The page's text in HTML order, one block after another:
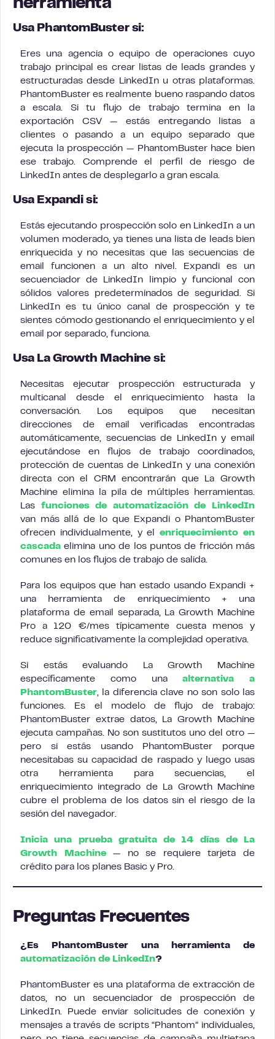
herramienta
Usa PhantomBuster si:
Eres una agencia o equipo de operaciones cuyo
trabajo principal es crear listas de leads grandes y
estructuradas desde LinkedIn u otras plataformas.
PhantomBuster es realmente bueno raspando datos
a escala. Si tu flujo de trabajo termina en la
exportación CSV — estás entregando listas a
clientes o pasando a un equipo separado que
ejecuta la prospección — PhantomBuster hace bien
ese trabajo. Comprende el perfil de riesgo de
LinkedIn antes de desplegarlo a gran escala.
Usa Expandi si:
Estás ejecutando prospección solo en LinkedIn a un
volumen moderado, ya tienes una lista de leads bien
enriquecida y no necesitas que las secuencias de
email funcionen a un alto nivel. Expandi es un
secuenciador de LinkedIn limpio y funcional con
sólidos valores predeterminados de seguridad. Si
LinkedIn es tu único canal de prospección y te
sientes cómodo gestionando el enriquecimiento y el
email por separado, funciona.
Usa La Growth Machine si:
Necesitas ejecutar prospección estructurada y
multicanal desde el enriquecimiento hasta la
conversación. Los equipos que necesitan
direcciones de email verificadas encontradas
automáticamente, secuencias de LinkedIn y email
ejecutándose en flujos de trabajo coordinados,
protección de cuentas de LinkedIn y una conexión
directa con el CRM encontrarán que La Growth
Machine elimina la pila de múltiples herramientas.
Las funciones de automatización de LinkedIn
van más allá de lo que Expandi o PhantomBuster
ofrecen individualmente, y elenriquecimiento en
cascada elimina uno de los puntos de fricción más
comunes en los flujos de trabajo de salida.
Para los equipos que han estado usando Expandi +
una herramienta de enriquecimiento + una
plataforma de email separada, La Growth Machine
Pro a 120 €/mes típicamente cuesta menos y
reduce significativamente la complejidad operativa.
Si estás evaluando La Growth Machine
específicamente como unaalternativa a
PhantomBuster, la diferencia clave no son solo las
funciones. Es el modelo de flujo de trabajo:
PhantomBuster extrae datos, La Growth Machine
ejecuta campañas. No son sustitutos uno del otro —
pero si estás usando PhantomBuster porque
necesitabas su capacidad de raspado y luego usas
otra herramienta para secuencias, el
enriquecimiento integrado de La Growth Machine
cubre el problema de los datos sin el riesgo de la
sesión del navegador.
Inicia una prueba gratuita de 14 días de La
Growth Machine— no se requiere tarjeta de
crédito para los planes Basic y Pro.
Preguntas Frecuentes
¿Es PhantomBuster una herramienta de
automatización de LinkedIn?
PhantomBuster es una plataforma de extracción de
datos, no un secuenciador de prospección de
LinkedIn. Puede enviar solicitudes de conexión y
mensajes a través de scripts “Phantom” individuales,